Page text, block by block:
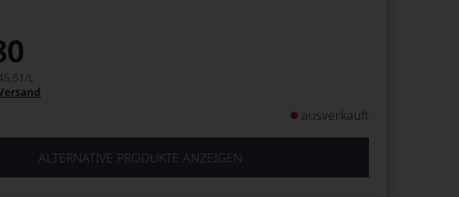
/L
ausverkauft
ALTERNATIVE PRODUKTE ANZEIGEN